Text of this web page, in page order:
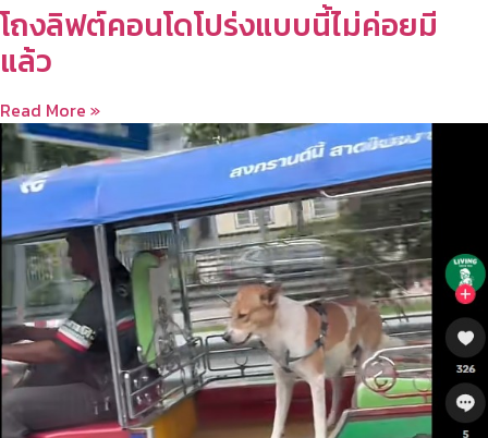
โถงลิฟต์คอนโดโปร่งแบบนี้ไม่ค่อยมี
แล้ว
Read More »